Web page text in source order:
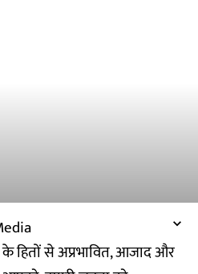
के हितों से अप्रभावित, आजाद और